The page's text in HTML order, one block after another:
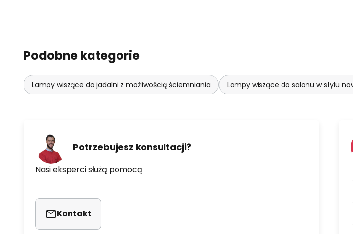
Podobne kategorie
Lampy wiszące do jadalni z możliwością ściemniania Lampy wiszące do salonu w stylu
Potrzebujesz konsultacji?
Nasi eksperci służą pomocą
Kontakt